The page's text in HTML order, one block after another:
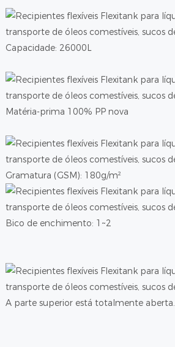
Capacidade: 26000L
Matéria-prima 100% PP nova
Gramatura (GSM): 180g/m²
Bico de enchimento: 1~2
A parte superior está totalmente aberta.